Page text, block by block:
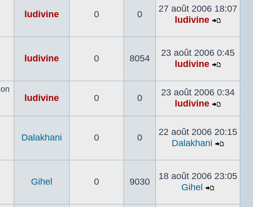
dernier
message
ludivine 0 0
27 août 2006 18:07
ludivine
le
dernier
ludivine 0 8054
23 août 2006 0:45
ludivine
le
dernier
on
ludivine 0 0
23 août 2006 0:34
ludivine
dernier
Dalakhani 0 0
22 août 2006 20:15
Dalakhani
le
dernier
Gihel 0 9030
18 août 2006 23:05
Gihel